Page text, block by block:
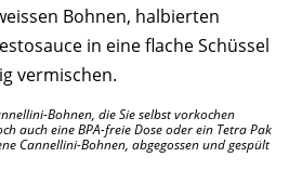
Bohnen, halbierten
in eine flache Schüssel
vermischen.
Bohnen, die Sie selbst vorkochen
auch eine BPA-freie Dose oder ein Tetra Pak
Cannellini-Bohnen, abgegossen und gespült